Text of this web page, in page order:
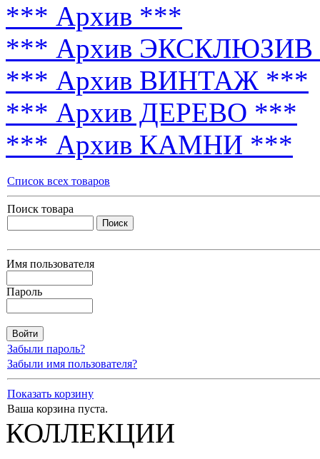
*** Архив ***
*** Архив
*** Архив ВИНТАЖ ***
*** Архив ДЕРЕВО ***
*** Архив КАМНИ ***
Список всех товаров
Поиск товара
Имя пользователя
Пароль
Забыли пароль?
Забыли имя пользователя?
Показать корзину
Ваша корзина пуста.
КОЛЛЕКЦИИ